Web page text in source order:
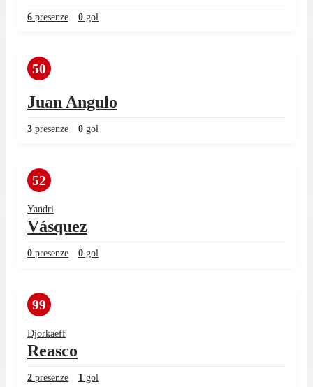
6 presenze 0 gol
50
Juan Angulo
3 presenze 0 gol
52
Yandri
Vásquez
0 presenze 0 gol
99
Djorkaeff
Reasco
2 presenze 1 gol